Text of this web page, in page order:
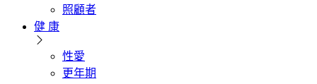
照顧者
健 康
性愛
更年期